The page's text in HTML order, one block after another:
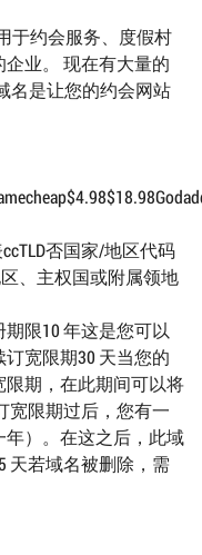
于约会服务、度假村
业。 现在有大量的
名是让您的约会网站
否国家/地区代码
、主权国或附属领地
限10 年这是您可以
宽限期30 天当您的
期，在此期间可以将
宽限期过后，您有一
）。在这之后，此域
天若域名被删除，需